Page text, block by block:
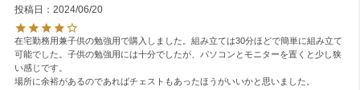
投稿日
2024/06/20
在宅勤務用兼子供の勉強用で購入しました。組み立ては30分ほどで簡単に組み立て
可能でした。子供の勉強用には十分でしたが、パソコンとモニターを置くと少し狭
い感じです。
場所に余裕があるのであればチェストもあったほうがいいかと思いました。